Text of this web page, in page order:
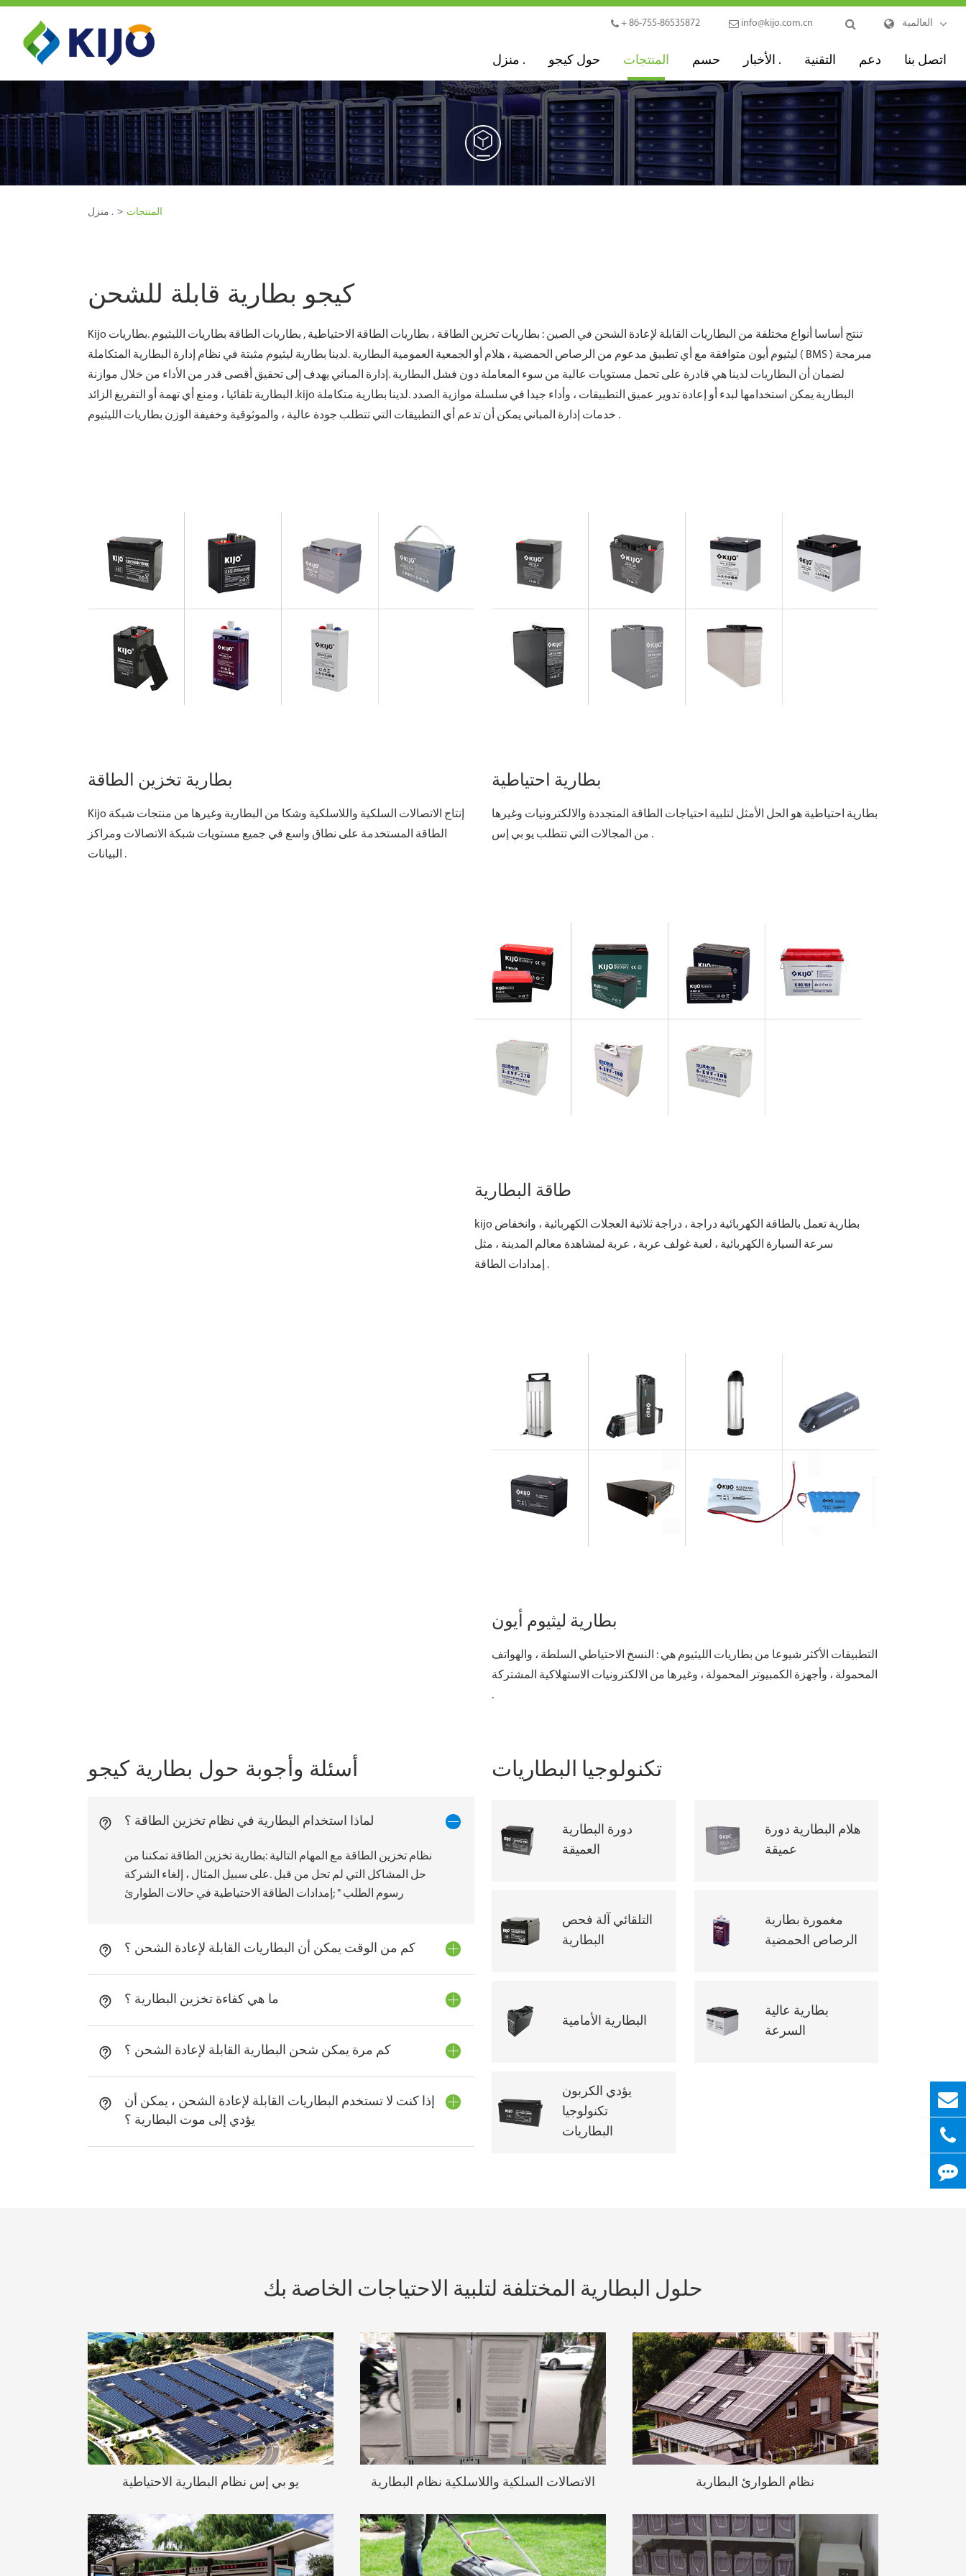
+ 86-755-86535872 info@kijo.com.cn العالمية
منزل . حول كيجو المنتجات حسم الأخبار . التقنية دعم اتصل بنا
منزل . المنتجات
كيجو بطارية قابلة للشحن
Kijo تنتج أساسا أنواع مختلفة من البطاريات القابلة لإعادة الشحن في الصين : بطاريات تخزين الطاقة ، بطاريات الطاقة الاحتياطية , بطاريات الطاقة بطاريات الليثيوم .بطاريات
ليثيوم أيون متوافقة مع أي تطبيق مدعوم من الرصاص الحمضية ، هلام أو الجمعية العمومية البطارية .لدينا بطارية ليثيوم مثبتة في نظام إدارة البطارية المتكاملة ( BMS ) مبرمجة
لضمان أن البطاريات لدينا هي قادرة على تحمل مستويات عالية من سوء المعاملة دون فشل البطارية .إدارة المباني يهدف إلى تحقيق أقصى قدر من الأداء من خلال موازنة
البطارية تلقائيا ، ومنع أي تهمة أو التفريغ الزائد .kijo البطارية يمكن استخدامها لبدء أو إعادة تدوير عميق التطبيقات ، وأداء جيدا في سلسلة موازية الصدد .لدينا بطارية متكاملة
خدمات إدارة المباني يمكن أن تدعم أي التطبيقات التي تتطلب جودة عالية ، والموثوقية وخفيفة الوزن بطاريات الليثيوم .
فاليس سلسلة ( الجمعية العمومية دورة عميقة البطارية )
جي سلسلة ( الجمعية العمومية دورة عميقة البطارية )
jdg سلسلة ( الجمعية العمومية هلام البطارية دورة عميقة )
جي بي سي سلسلة ( يؤدي الكربون البطارية )
OPZS سلسلة البطارية ( بطارية الرصاص الحمضية المغمورة )
OPZV سلسلة ( جل نقي عميق دورة البطارية )
بطارية تخزين الطاقة
Kijo إنتاج الاتصالات السلكية واللاسلكية وشكا من البطارية وغيرها من منتجات شبكة
الطاقة المستخدمة على نطاق واسع في جميع مستويات شبكة الاتصالات ومراكز
البيانات .
شبيبة سلسلة ( الجمعية العمومية البطارية )
JH سلسلة ( ارتفاع معدل البطارية )
بطارية احتياطية
بطارية احتياطية هو الحل الأمثل لتلبية احتياجات الطاقة المتجددة والالكترونيات وغيرها
من المجالات التي تتطلب يو بي إس .
EVF سلسلة بطارية السيارة الكهربائية
طاقة البطارية
kijo بطارية تعمل بالطاقة الكهربائية دراجة ، دراجة ثلاثية العجلات الكهربائية ، وانخفاض
سرعة السيارة الكهربائية ، لعبة غولف عربة ، عربة لمشاهدة معالم المدينة ، مثل
إمدادات الطاقة .
بطارية الرصاص الحمضية استبدال
تخزين الطاقة بطارية ليثيوم
دراجة كهربائية بطارية ليثيوم
بطارية ليثيوم أيون
التطبيقات الأكثر شيوعا من بطاريات الليثيوم هي : النسخ الاحتياطي السلطة ، والهواتف
المحمولة ، وأجهزة الكمبيوتر المحمولة ، وغيرها من الالكترونيات الاستهلاكية المشتركة
.
أسئلة وأجوبة حول بطارية كيجو
لماذا استخدام البطارية في نظام تخزين الطاقة ؟
نظام تخزين الطاقة مع المهام التالية :بطارية تخزين الطاقة تمكننا من
حل المشاكل التي لم تحل من قبل .على سبيل المثال ، إلغاء الشركة
رسوم الطلب " ;إمدادات الطاقة الاحتياطية في حالات الطوارئ
كم من الوقت يمكن أن البطاريات القابلة لإعادة الشحن ؟
ما هي كفاءة تخزين البطارية ؟
كم مرة يمكن شحن البطارية القابلة لإعادة الشحن ؟
إذا كنت لا تستخدم البطاريات القابلة لإعادة الشحن ، يمكن أن
يؤدي إلى موت البطارية ؟
تكنولوجيا البطاريات
دورة البطارية
العميقة
هلام البطارية دورة
عميقة
التلقائي آلة فحص
البطارية
مغمورة بطارية
الرصاص الحمضية
البطارية الأمامية
بطارية عالية
السرعة
يؤدي الكربون
تكنولوجيا
البطاريات
حلول البطارية المختلفة لتلبية الاحتياجات الخاصة بك
يو بي إس ( انقطاع التيار الكهربائي ) هو نوع
من نظام تخزين الطاقة ، يمكن أن إمدادات
الطاقة في الوقت المناسب عندما فجأة
انقطاع التيار الكهربائي .البطارية هي مهمة
جدا باعتبارها جوهر .
يو بي إس نظام البطارية الاحتياطية
إذا فشل السلطة يحدث ، نظام الاتصالات
السلكية واللاسلكية قد تفشل .في هذه
الحالة ، والاتصالات السلكية واللاسلكية
بطارية نظام النسخ الاحتياطي يمكن أن
تضمن أن هذه النظم لا تزال تعمل للحد من
التوقف وخفض التكاليف .
الاتصالات السلكية واللاسلكية نظام البطارية
نظام الطوارئ يوفر لنا مساعدة كبيرة في
حالات الطوارئ .يجب أيضا اختيار بطارية
احتياطية جيدة ( جوهر نظام الطوارئ ) .
نظام الطوارئ البطارية